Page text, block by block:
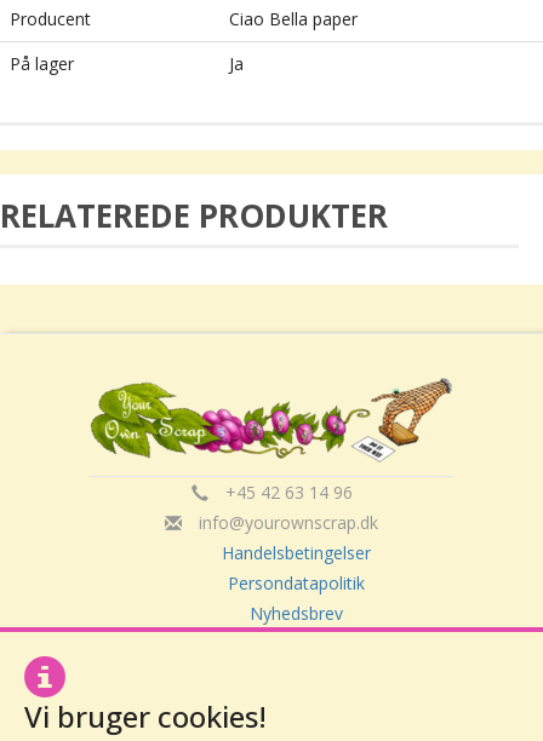
Producent
Ciao Bella paper
På lager
Ja
RELATEREDE PRODUKTER
+45 42 63 14 96
info@yourownscrap.dk
Handelsbetingelser
Persondatapolitik
Nyhedsbrev
Vi bruger cookies!